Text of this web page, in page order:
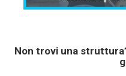
Non trovi una